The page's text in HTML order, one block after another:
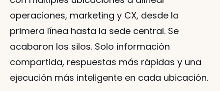
operaciones, marketing y CX, desde la
primera línea hasta la sede central. Se
acabaron los silos. Solo información
compartida, respuestas más rápidas y una
ejecución más inteligente en cada ubicación.